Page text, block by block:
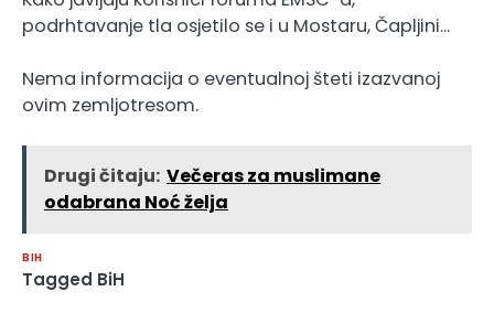
podrhtavanje tla osjetilo se i u Mostaru, Čapljini…
Nema informacija o eventualnoj šteti izazvanoj
ovim zemljotresom.
Drugi čitaju: Večeras za muslimane
odabrana Noć želja
BIH
Tagged BiH